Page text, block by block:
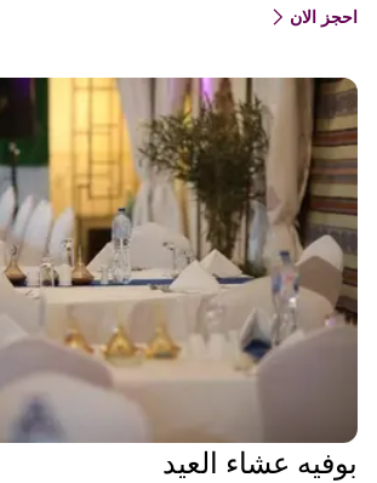
احجز الان(OPENS IN A NEW TAB)
بوفيه عشاء العيد